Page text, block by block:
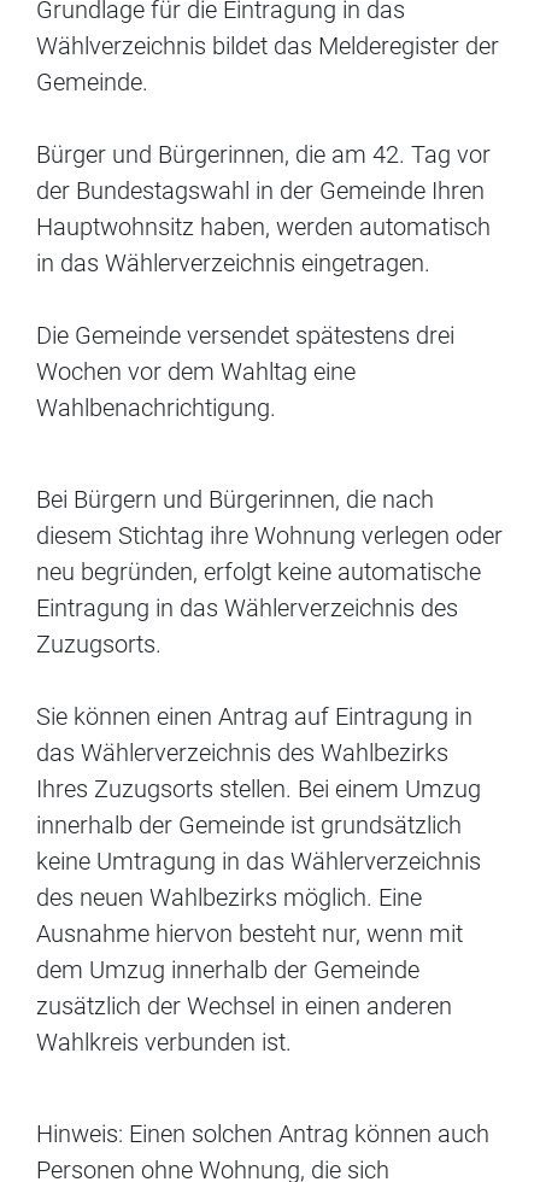
Grundlage für die Eintragung in das
Wählverzeichnis bildet das Melderegister der
Gemeinde.
Bürger und Bürgerinnen, die am 42. Tag vor
der Bundestagswahl in der Gemeinde Ihren
Hauptwohnsitz haben, werden automatisch
in das Wählerverzeichnis eingetragen.
Die Gemeinde versendet spätestens drei
Wochen vor dem Wahltag eine
Wahlbenachrichtigung.
Bei Bürgern und Bürgerinnen, die nach
diesem Stichtag ihre Wohnung verlegen oder
neu begründen, erfolgt keine automatische
Eintragung in das Wählerverzeichnis des
Zuzugsorts.
Sie können einen Antrag auf Eintragung in
das Wählerverzeichnis des Wahlbezirks
Ihres Zuzugsorts stellen. Bei einem Umzug
innerhalb der Gemeinde ist grundsätzlich
keine Umtragung in das Wählerverzeichnis
des neuen Wahlbezirks möglich. Eine
Ausnahme hiervon besteht nur, wenn mit
dem Umzug innerhalb der Gemeinde
zusätzlich der Wechsel in einen anderen
Wahlkreis verbunden ist.
Hinweis: Einen solchen Antrag können auch
Personen ohne Wohnung, die sich